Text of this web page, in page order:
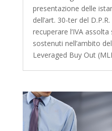
presentazione delle
dell’art. 30-ter del
recuperare l’IVA
sostenuti nell’ambito
Leveraged Buy Out